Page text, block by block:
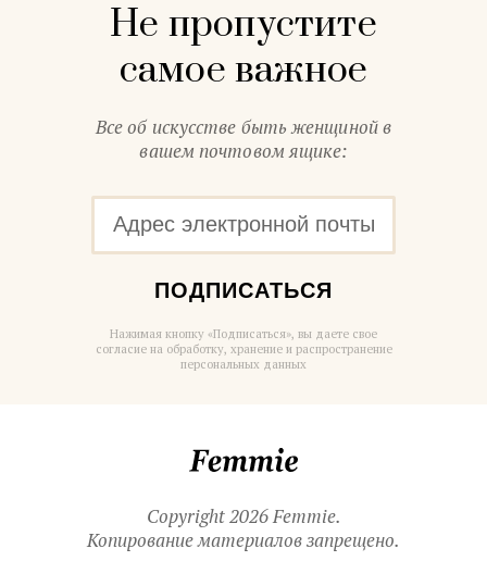
Не пропустите
самое важное
Все об искусстве быть женщиной в
вашем почтовом ящике:
ПОДПИСАТЬСЯ
Нажимая кнопку «Подписаться», вы даете свое
согласие на обработку, хранение и распространение
персональных данных
Copyright 2026 Femmie.
Копирование материалов запрещено.